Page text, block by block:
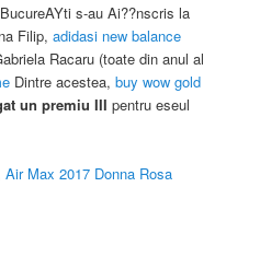
s-au Ai??nscris la
Filip,adidasi new balance
Racaru (toate din anul al
Dintre acestea,buy wow gold
un premiu III pentru eseul
Air Max 2017 Donna Rosa